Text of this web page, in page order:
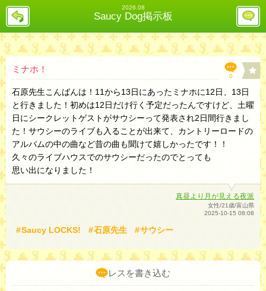
2026.08
Saucy Dog掲示板
戻
レ
投
稿
欄
0
ミナホ！
石原先生こんばんは！11から13日にあったミナホに12日、13日
と行きました！初めは12日だけ行く予定だったんですけど、土曜
日にシークレットゲストがサウシーって発表され2日間行きまし
た！サウシーのライブも入ることが出来て、カントリーロードの
アルバムの中の曲など昔の曲も聞けて嬉しかったです！！
久々のライブハウスでのサウシーだったのでとっても
思い出になりました！
真昼より月が見える夜派
女性/21歳/富山県
2025-10-15 08:08
Saucy LOCKS! 石原先生 サウシー
レスを書き込む